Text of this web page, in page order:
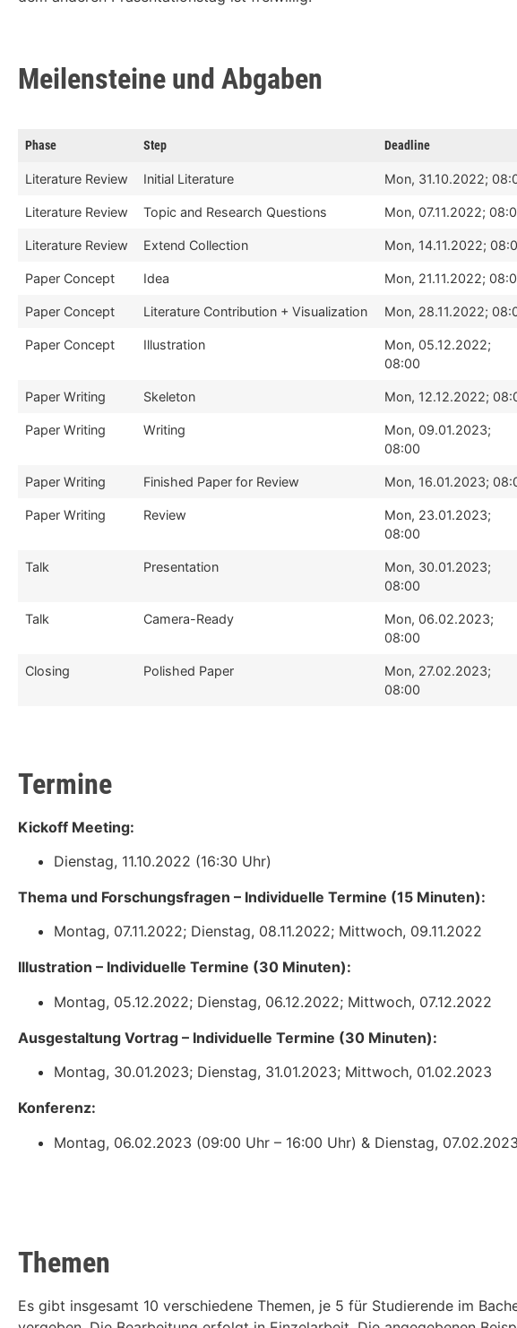
Meilensteine und Abgaben
Phase Step Deadline
Literature Review Initial Literature Mon, 31.10.2022;
Literature Review Topic and Research Questions Mon, 07.11.2022;
Literature Review Extend Collection Mon, 14.11.2022;
Paper Concept Idea Mon, 21.11.2022;
Paper Concept Literature Contribution + Visualization Mon, 28.11.2022;
Paper Concept Illustration
Mon, 05.12.2022;
08:00
Paper Writing Skeleton Mon, 12.12.2022;
Paper Writing Writing
Mon, 09.01.2023;
08:00
Paper Writing Finished Paper for Review Mon, 16.01.2023;
Paper Writing Review
Mon, 23.01.2023;
08:00
Talk Presentation
Mon, 30.01.2023;
08:00
Talk Camera-Ready
Mon, 06.02.2023;
08:00
Closing Polished Paper
Mon, 27.02.2023;
08:00
Termine
Kickoff Meeting:
Dienstag, 11.10.2022 (16:30 Uhr)
Thema und Forschungsfragen – Individuelle Termine (15 Minuten):
Montag, 07.11.2022; Dienstag, 08.11.2022; Mittwoch, 09.11.2022
Illustration – Individuelle Termine (30 Minuten):
Montag, 05.12.2022; Dienstag, 06.12.2022; Mittwoch, 07.12.2022
Ausgestaltung Vortrag – Individuelle Termine (30 Minuten):
Montag, 30.01.2023; Dienstag, 31.01.2023; Mittwoch, 01.02.2023
Konferenz:
Montag, 06.02.2023 (09:00 Uhr – 16:00 Uhr) & Dienstag,
Themen
Es gibt insgesamt 10 verschiedene Themen, je 5 für Studierende im